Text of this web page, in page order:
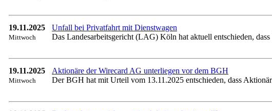
19.11.2025
Mittwoch
Unfall bei Privatfahrt mit Dienstwagen
Das Landesarbeitsgericht (LAG) Köln hat aktuell entschieden,
19.11.2025
Mittwoch
Aktionäre der Wirecard AG unterliegen vor dem BGH
Der BGH hat mit Urteil vom 13.11.2025 entschieden, dass